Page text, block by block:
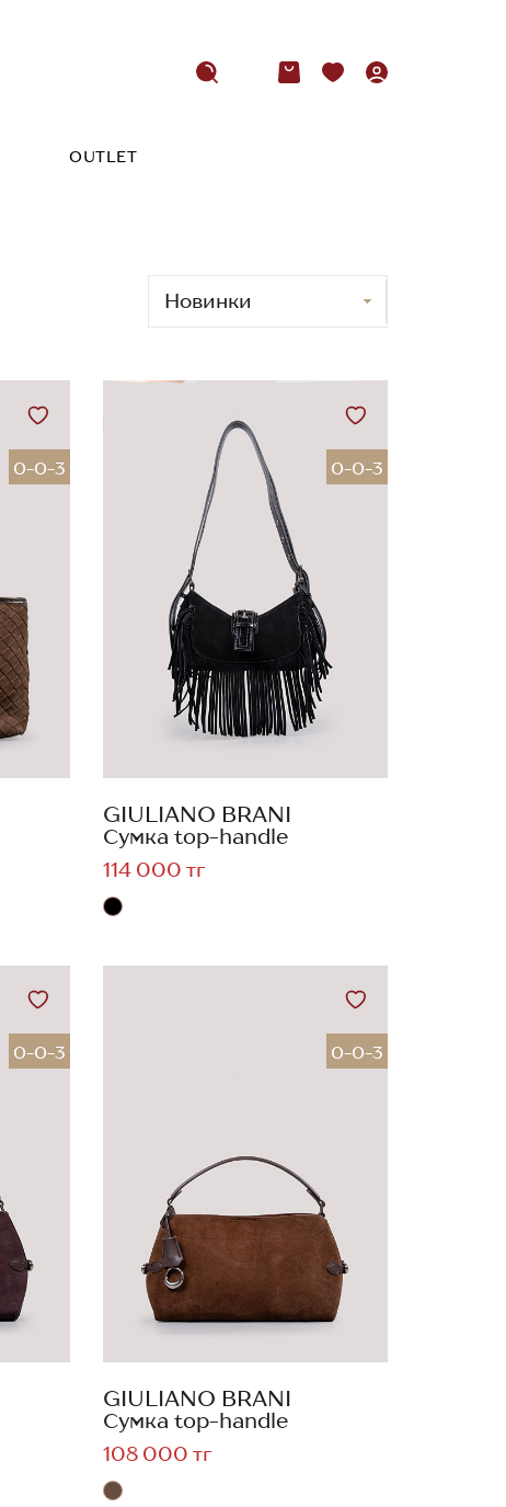
OUTLET
0-0-3 0-0-3
GIULIANO BRANI
Сумка top-handle
114 000 тг
0-0-3 0-0-3
GIULIANO BRANI
Сумка top-handle
108 000 тг